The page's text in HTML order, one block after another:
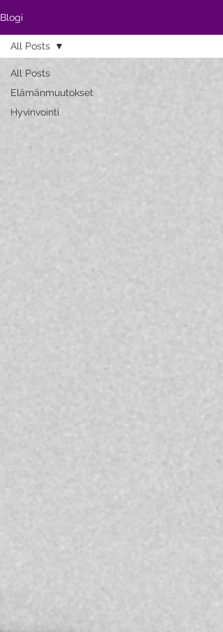
Blogi
All Posts
Elämänmuutokset
Hyvinvointi
All Posts